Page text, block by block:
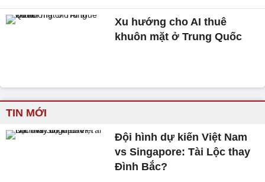
Xu hướng cho AI thuê
khuôn mặt ở Trung Quốc
TIN MỚI
Đội hình dự kiến Việt Nam
vs Singapore: Tài Lộc thay
Đình Bắc?